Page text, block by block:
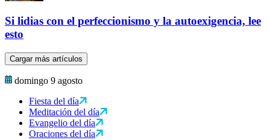
Si lidias con el perfeccionismo y la autoexigencia, lee
esto
Cargar más artículos
domingo 9 agosto
Fiesta del día
Meditación del día
Evangelio del día
Oraciones del día